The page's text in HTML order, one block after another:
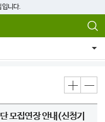
입니다.
모집연장 안내(신청기